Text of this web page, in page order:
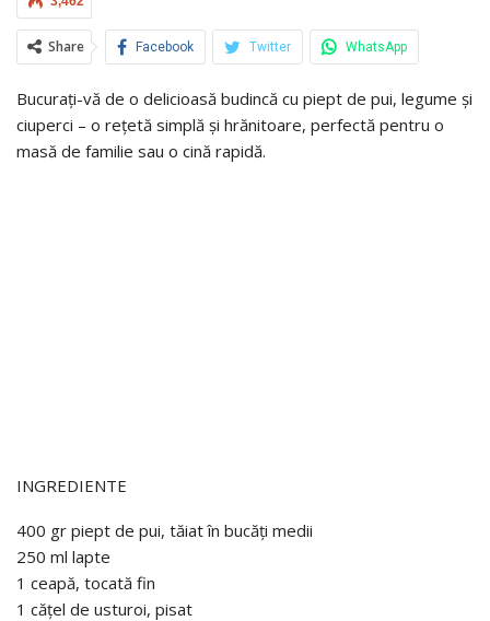
Share Facebook Twitter WhatsApp
Bucurați-vă de o delicioasă budincă cu piept de pui, legume și
ciuperci – o rețetă simplă și hrănitoare, perfectă pentru o
masă de familie sau o cină rapidă.
INGREDIENTE
400 gr piept de pui, tăiat în bucăți medii
250 ml lapte
1 ceapă, tocată fin
1 cățel de usturoi, pisat